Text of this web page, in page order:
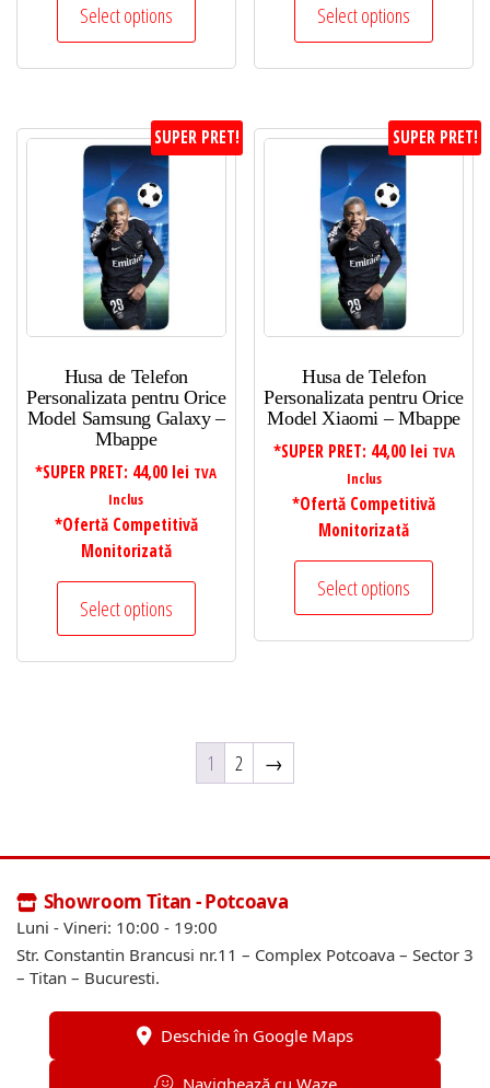
Select options Select options
SUPER PRET!
Husa de Telefon
Personalizata pentru Orice
Model Samsung Galaxy –
Mbappe
*SUPER PRET: 44,00 lei TVA
Inclus
*Ofertă Competitivă
Monitorizată
Select options
SUPER PRET!
Husa de Telefon
Personalizata pentru Orice
Model Xiaomi – Mbappe
*SUPER PRET: 44,00 lei TVA
Inclus
*Ofertă Competitivă
Monitorizată
Select options
1 2 →
Showroom Titan - Potcoava
Luni - Vineri: 10:00 - 19:00
Str. Constantin Brancusi nr.11 – Complex Potcoava – Sector 3
– Titan – Bucuresti.
Deschide în Google Maps